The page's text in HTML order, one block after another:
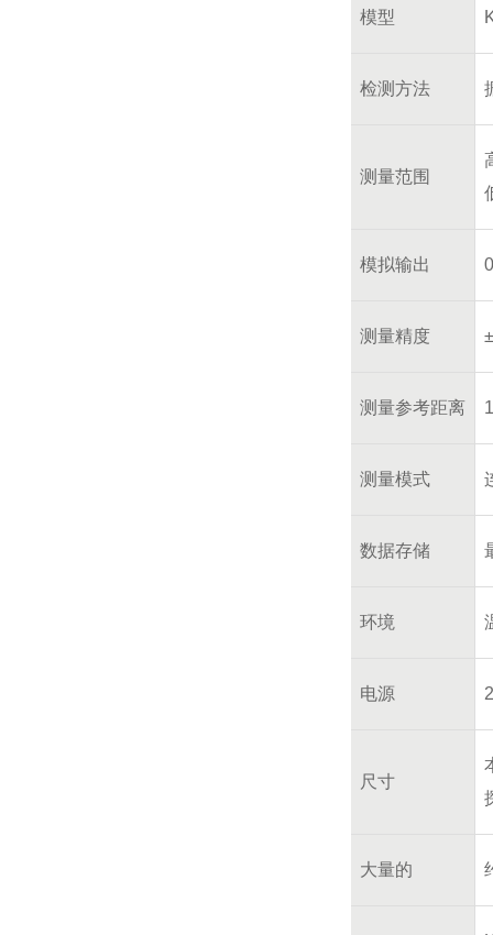
模型
检测方法
测量范围
模拟输出
测量精度
测量参考距离
测量模式
数据存储
环境
电源
尺寸
大量的